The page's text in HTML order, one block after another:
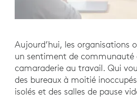
Aujourd’hui, les organisations
un sentiment de communauté
camaraderie au travail. Qui
des bureaux à moitié
isolés et des salles de pause